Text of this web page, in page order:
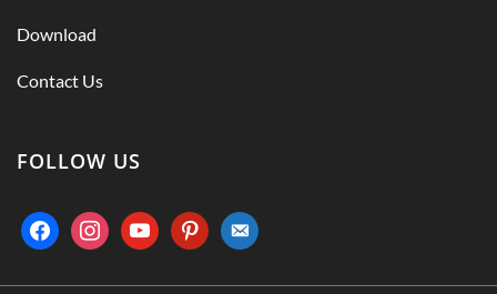
Download
Contact Us
FOLLOW US
facebookinstagramyoutubepinterestemail-
alt